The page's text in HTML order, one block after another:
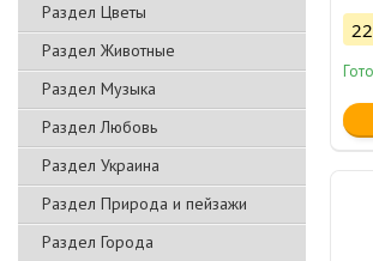
Раздел Цветы
Раздел Животные
Раздел Музыка
Раздел Любовь
Раздел Украина
Раздел Природа и пейзажи
Раздел Города